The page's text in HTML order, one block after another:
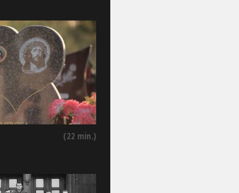
(22 min.)